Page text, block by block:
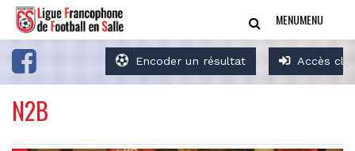
Encoder un résultat Accès
MENUMENU
N2B